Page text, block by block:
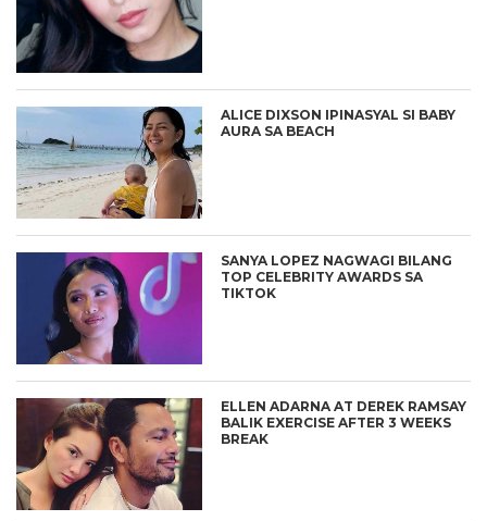
ALICE DIXSON IPINASYAL SI BABY
AURA SA BEACH
SANYA LOPEZ NAGWAGI BILANG
TOP CELEBRITY AWARDS SA
TIKTOK
ELLEN ADARNA AT DEREK RAMSAY
BALIK EXERCISE AFTER 3 WEEKS
BREAK